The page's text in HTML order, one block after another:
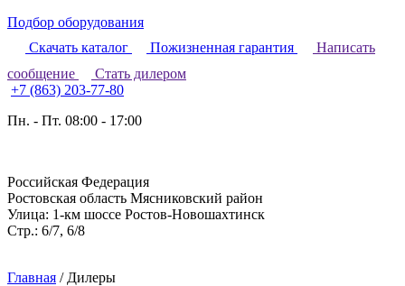
Подбор оборудования
Скачать каталог
Пожизненная гарантия
Написать
сообщение
Стать дилером
+7 (863) 203-77-80
Пн. - Пт. 08:00 - 17:00
Российская Федерация
Ростовская область Мясниковский район
Улица: 1-км шоссе Ростов-Новошахтинск
Стр.: 6/7, 6/8
Главная / Дилеры